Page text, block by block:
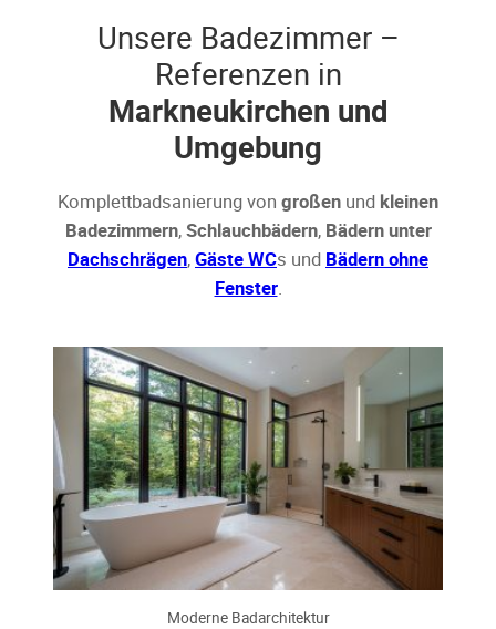
Unsere Badezimmer –
Referenzen in
Markneukirchen und
Umgebung
Komplettbadsanierung von großen und kleinen
Badezimmern,Schlauchbädern, Bädern unter
Dachschrägen,Gäste WCs und Bädern ohne
Fenster.
Moderne Badarchitektur